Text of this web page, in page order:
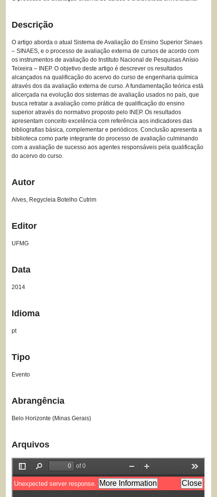
Descrição
O artigo aborda o atual Sistema de Avaliação do Ensino Superior Sinaes
– SINAES, e o processo de avaliação externa de cursos de acordo com
os instrumentos de avaliação do Instituto Nacional de Pesquisas Anísio
Teixeira – INEP. O objetivo deste artigo é descrever os resultados
alcançados na qualificação do acervo do curso de engenharia química
através dos da avaliação externa de curso. A fundamentação teórica está
alicerçada na evolução dos sistemas de avaliação usados no país, que
busca retratar a avaliação como prática de qualificação do ensino
superior através do normativo proposto pelo INEP. Os resultados
apresentam conceito excelência com referência aos indicadores das
bibliografias básica, complementar e periódicos. Conclusão apresenta a
biblioteca como parte integrante do processo de avaliação culminando
com a avaliação de sucesso aos agentes responsáveis pela qualificação
do acervo do curso.
Autor
Alves, Regycleia Botelho Cutrim
Editor
UFMG
Data
2014
Idioma
pt
Tipo
Evento
Abrangência
Belo Horizonte (Minas Gerais)
Arquivos